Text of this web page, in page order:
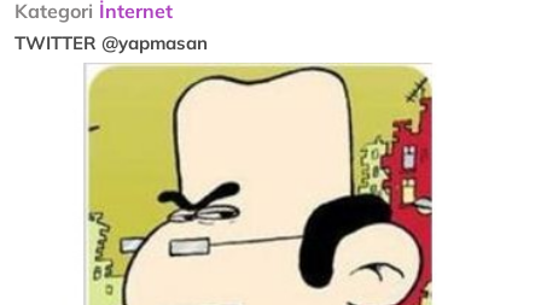
Kategori İnternet
TWITTER @yapmasan